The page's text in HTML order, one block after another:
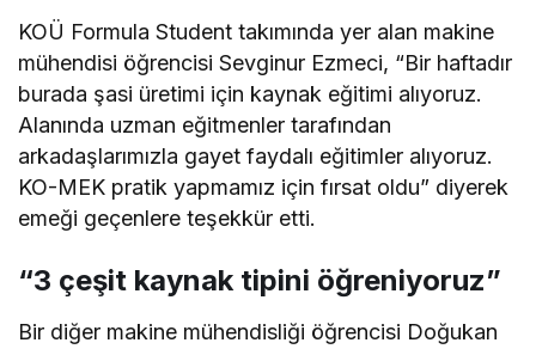
KOÜ Formula Student takımında yer alan makine
mühendisi öğrencisi Sevginur Ezmeci, “Bir haftadır
burada şasi üretimi için kaynak eğitimi alıyoruz.
Alanında uzman eğitmenler tarafından
arkadaşlarımızla gayet faydalı eğitimler alıyoruz.
KO-MEK pratik yapmamız için fırsat oldu” diyerek
emeği geçenlere teşekkür etti.
“3 çeşit kaynak tipini öğreniyoruz”
Bir diğer makine mühendisliği öğrencisi Doğukan